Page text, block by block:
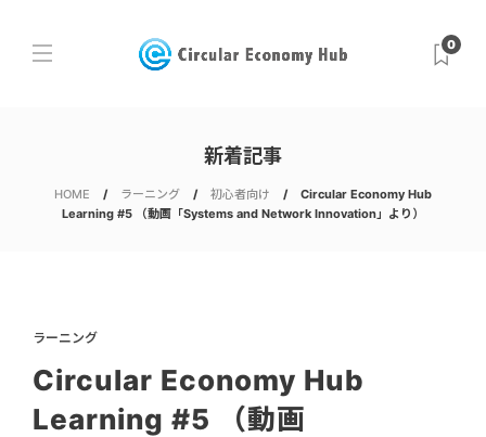
0
新着記事
HOME ラーニング 初心者向け
Circular Economy Hub
Learning #5 （動画「Systems and Network Innovation」より）
ラーニング
Circular Economy Hub
Learning #5 （動画